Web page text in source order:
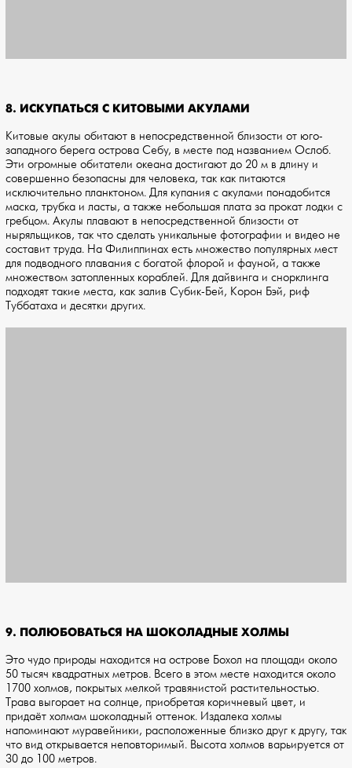
8. ИСКУПАТЬСЯ С КИТОВЫМИ АКУЛАМИ
Китовые акулы обитают в непосредственной близости от юго-
западного берега острова Себу, в месте под названием Ослоб.
Эти огромные обитатели океана достигают до 20 м в длину и
совершенно безопасны для человека, так как питаются
исключительно планктоном. Для купания с акулами понадобится
маска, трубка и ласты, а также небольшая плата за прокат лодки с
гребцом. Акулы плавают в непосредственной близости от
ныряльщиков, так что сделать уникальные фотографии и видео не
составит труда. На Филиппинах есть множество популярных мест
для подводного плавания с богатой флорой и фауной, а также
множеством затопленных кораблей. Для дайвинга и снорклинга
подходят такие места, как залив Субик-Бей, Корон Бэй, риф
Туббатаха и десятки других.
9. ПОЛЮБОВАТЬСЯ НА ШОКОЛАДНЫЕ ХОЛМЫ
Это чудо природы находится на острове Бохол на площади около
50 тысяч квадратных метров. Всего в этом месте находится около
1700 холмов, покрытых мелкой травянистой растительностью.
Трава выгорает на солнце, приобретая коричневый цвет, и
придаёт холмам шоколадный оттенок. Издалека холмы
напоминают муравейники, расположенные близко друг к другу, так
что вид открывается неповторимый. Высота холмов варьируется от
30 до 100 метров.